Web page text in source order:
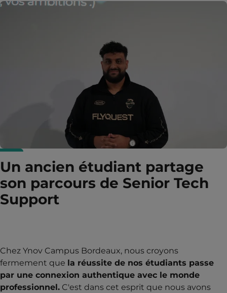
Un ancien étudiant partage
son parcours de Senior Tech
Support
Chez Ynov Campus Bordeaux, nous croyons
fermement que la réussite de nos étudiants passe
par une connexion authentique avec le monde
professionnel. C'est dans cet esprit que nous avons